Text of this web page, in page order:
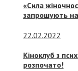
«Сила
запрошують
22.02.2022
Кіноклуб з
розпочато!